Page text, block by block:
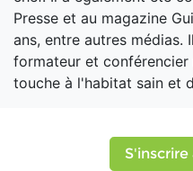
Presse et au magazine
ans, entre autres médias.
formateur et
touche à l'habitat sain et